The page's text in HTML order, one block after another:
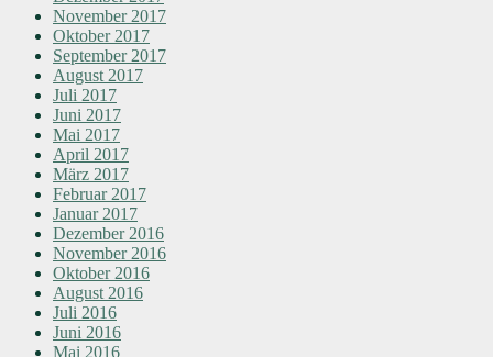
November 2017
Oktober 2017
September 2017
August 2017
Juli 2017
Juni 2017
Mai 2017
April 2017
März 2017
Februar 2017
Januar 2017
Dezember 2016
November 2016
Oktober 2016
August 2016
Juli 2016
Juni 2016
Mai 2016